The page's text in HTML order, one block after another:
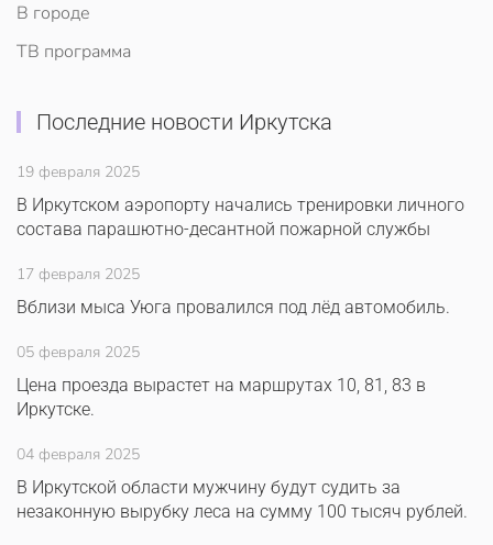
В городе
ТВ программа
Последние новости Иркутска
19 февраля 2025
В Иркутском аэропорту начались тренировки личного
состава парашютно-десантной пожарной службы
17 февраля 2025
Вблизи мыса Уюга провалился под лёд автомобиль.
05 февраля 2025
Цена проезда вырастет на маршрутах 10, 81, 83 в
Иркутске.
04 февраля 2025
В Иркутской области мужчину будут судить за
незаконную вырубку леса на сумму 100 тысяч рублей.